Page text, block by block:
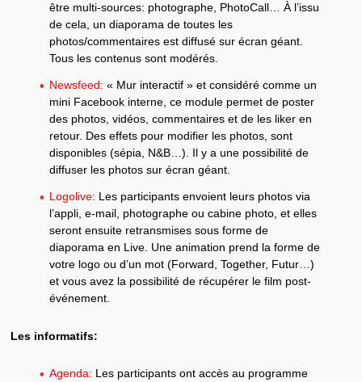
être multi-sources: photographe, PhotoCall… À l’issu
de cela, un diaporama de toutes les
photos/commentaires est diffusé sur écran géant.
Tous les contenus sont modérés.
Newsfeed: « Mur interactif » et considéré comme un
mini Facebook interne, ce module permet de poster
des photos, vidéos, commentaires et de les liker en
retour. Des effets pour modifier les photos, sont
disponibles (sépia, N&B…). Il y a une possibilité de
diffuser les photos sur écran géant.
Logolive: Les participants envoient leurs photos via
l’appli, e-mail, photographe ou cabine photo, et elles
seront ensuite retransmises sous forme de
diaporama en Live. Une animation prend la forme de
votre logo ou d’un mot (Forward, Together, Futur…)
et vous avez la possibilité de récupérer le film post-
événement.
Les informatifs:
Agenda: Les participants ont accès au programme